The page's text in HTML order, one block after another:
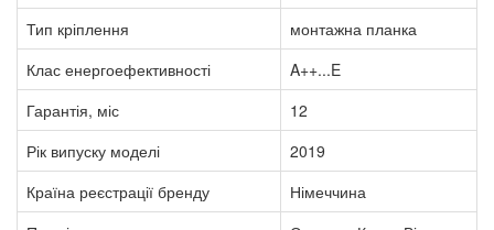
Тип кріплення
монтажна планка
Клас енергоефективності
A++...E
Гарантія, міс
12
Рік випуску моделі
2019
Країна реєстрації бренду
Німеччина